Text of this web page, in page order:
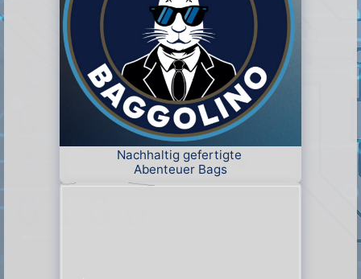
Nachhaltig gefertigte
Abenteuer Bags